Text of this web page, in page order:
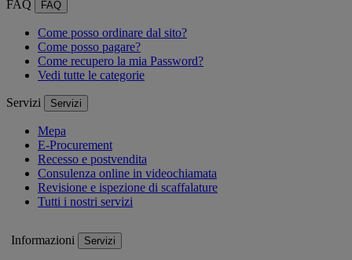
FAQ
FAQ
Come posso ordinare dal sito?
Come posso pagare?
Come recupero la mia Password?
Vedi tutte le categorie
Servizi Servizi
Mepa
E-Procurement
Recesso e postvendita
Consulenza online in videochiamata
Revisione e ispezione di scaffalature
Tutti i nostri servizi
Informazioni Servizi